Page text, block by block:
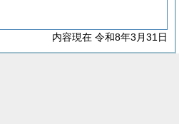
内容現在 令和8年3月31日